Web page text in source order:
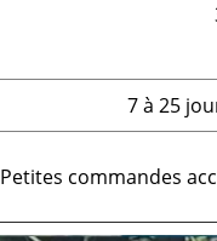
7 à 25
Petites commandes